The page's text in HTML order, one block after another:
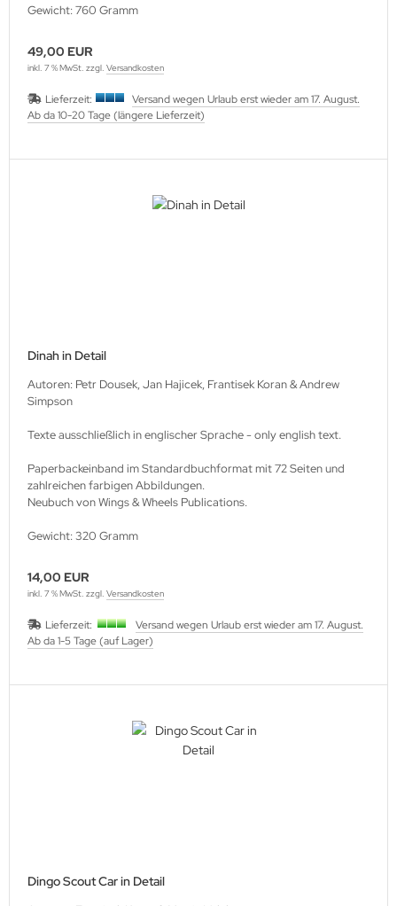
Gewicht: 760 Gramm
49,00 EUR
inkl. 7 % MwSt. zzgl. Versandkosten
Lieferzeit:
Versand wegen Urlaub erst wieder am 17. August.
Ab da 10-20 Tage (längere Lieferzeit)
Dinah in Detail
Autoren: Petr Dousek, Jan Hajicek, Frantisek Koran & Andrew
Simpson
Texte ausschließlich in englischer Sprache - only english text.
Paperbackeinband im Standardbuchformat mit 72 Seiten und
zahlreichen farbigen Abbildungen.
Neubuch von Wings & Wheels Publications.
Gewicht: 320 Gramm
14,00 EUR
inkl. 7 % MwSt. zzgl. Versandkosten
Lieferzeit:
Versand wegen Urlaub erst wieder am 17. August.
Ab da 1-5 Tage (auf Lager)
Dingo Scout Car in Detail